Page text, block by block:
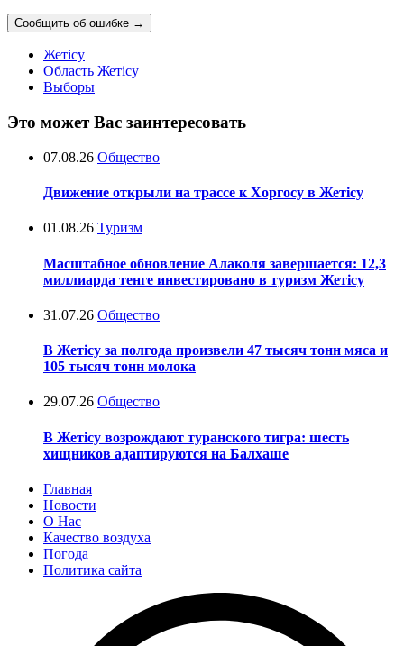
Сообщить об ошибке →
Жетісу
Область Жетісу
Выборы
Это может Вас заинтересовать
07.08.26 Общество
Движение открыли на трассе к Хоргосу в Жетісу
01.08.26 Туризм
Масштабное обновление Алаколя завершается: 12,3
миллиарда тенге инвестировано в туризм Жетісу
31.07.26 Общество
В Жетісу за полгода произвели 47 тысяч тонн мяса и
105 тысяч тонн молока
29.07.26 Общество
В Жетісу возрождают туранского тигра: шесть
хищников адаптируются на Балхаше
Главная
Новости
О Нас
Качество воздуха
Погода
Политика сайта